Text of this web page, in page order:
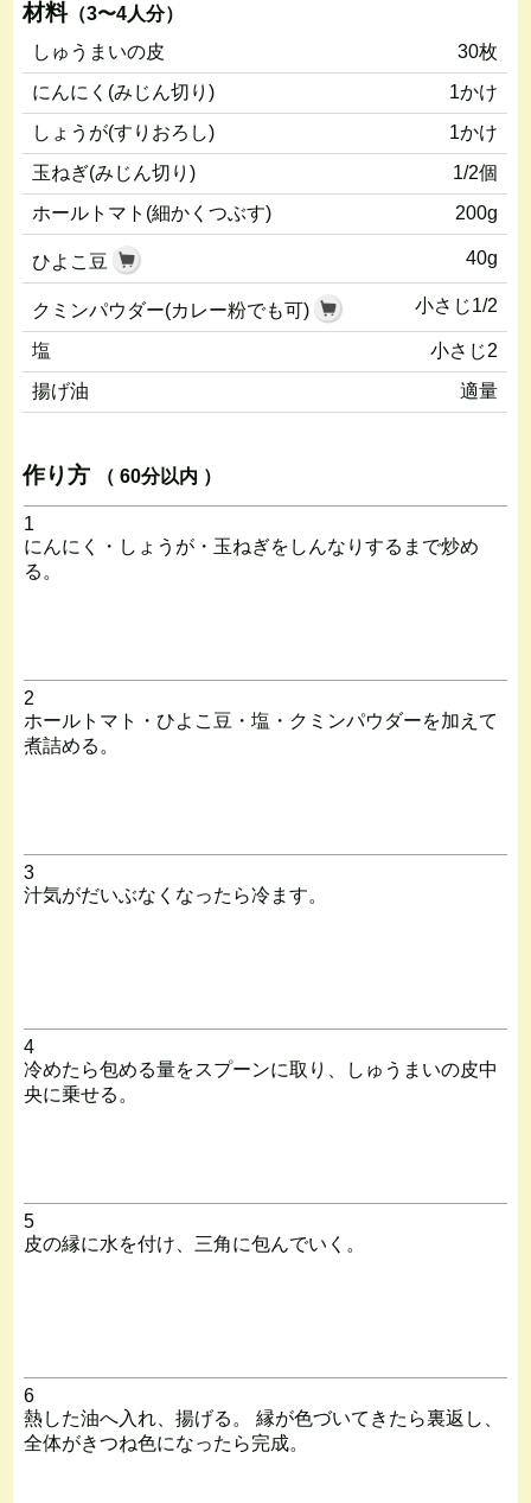
材料（3〜4人分）
しゅうまいの皮
30枚
にんにく(みじん切り)
1かけ
しょうが(すりおろし)
1かけ
玉ねぎ(みじん切り)
1/2個
ホールトマト(細かくつぶす)
200g
ひよこ豆 40g
クミンパウダー(カレー粉でも可) 小さじ1/2
塩
小さじ2
揚げ油
適量
作り方 （ 60分以内 ）
1
にんにく・しょうが・玉ねぎをしんなりするまで炒め
る。
2
ホールトマト・ひよこ豆・塩・クミンパウダーを加えて
煮詰める。
3
汁気がだいぶなくなったら冷ます。
4
冷めたら包める量をスプーンに取り、しゅうまいの皮中
央に乗せる。
5
皮の縁に水を付け、三角に包んでいく。
6
熱した油へ入れ、揚げる。 縁が色づいてきたら裏返し、
全体がきつね色になったら完成。